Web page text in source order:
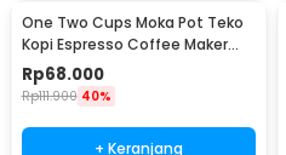
One Two Cups Moka Pot Teko
Kopi Espresso Coffee Maker
Stovetop 4 Cup 200ml - Z21
Rp68.000
Rp111.900 40%
+ Keranjang